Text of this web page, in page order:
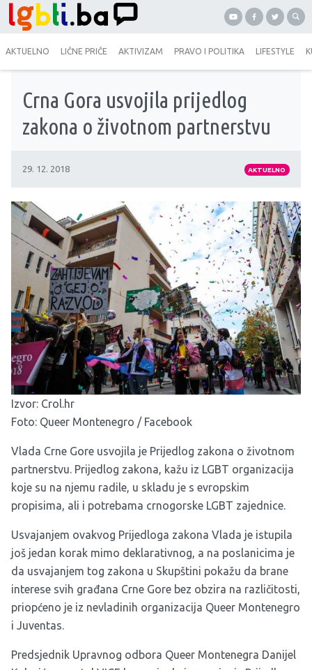
AKTUELNO LIČNE PRIČE AKTIVIZAM PRAVO I POLITIKA LIFESTYLE
Crna Gora usvojila prijedlog
zakona o životnom partnerstvu
29. 12. 2018 AKTUELNO
Izvor: Crol.hr
Foto: Queer Montenegro / Facebook
Vlada Crne Gore usvojila je Prijedlog zakona o životnom
partnerstvu. Prijedlog zakona, kažu iz LGBT organizacija
koje su na njemu radile, u skladu je s evropskim
propisima, ali i potrebama crnogorske LGBT zajednice.
Usvajanjem ovakvog Prijedloga zakona Vlada je istupila
još jedan korak mimo deklarativnog, a na poslanicima je
da usvajanjem tog zakona u Skupštini pokažu da brane
interese svih građana Crne Gore bez obzira na različitosti,
priopćeno je iz nevladinih organizacija Queer Montenegro
i Juventas.
Predsjednik Upravnog odbora Queer Montenegra Danijel